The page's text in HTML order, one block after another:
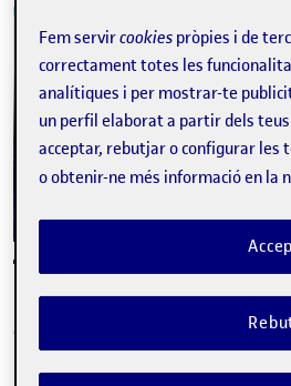
Sobre
Categories:
Informàtica i
Etiquetes: Cloud impresión 3d
Fem servircookiespròpies i de
correctament totes les
analítiques i per mostrar-te
un perfil elaborat a partir dels
acceptar, rebutjar o configurar les
o obtenir-ne més informació en la